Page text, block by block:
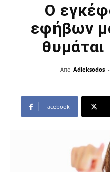
Ο
εφήβων
Από Adieksodos -
Facebook